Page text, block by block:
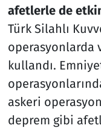
afetlerle de
Türk Silahlı
operasyonlarda
kullandı.
askeri
deprem gibi